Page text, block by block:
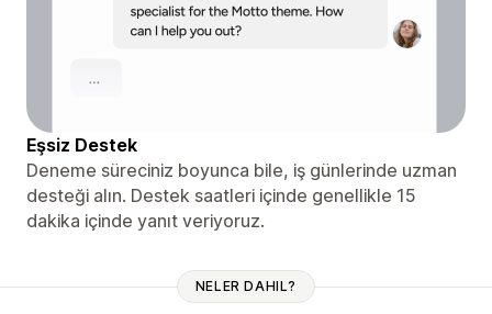
Eşsiz Destek
Deneme süreciniz boyunca bile, iş günlerinde uzman
desteği alın. Destek saatleri içinde genellikle 15
dakika içinde yanıt veriyoruz.
NELER DAHIL?